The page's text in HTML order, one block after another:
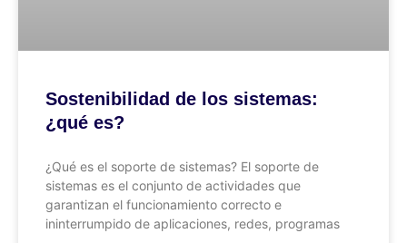
Sostenibilidad de los sistemas:
¿qué es?
¿Qué es el soporte de sistemas? El soporte de
sistemas es el conjunto de actividades que
garantizan el funcionamiento correcto e
ininterrumpido de aplicaciones, redes, programas